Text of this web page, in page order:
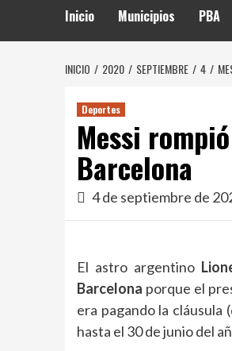
Inicio Municipios PBA
INICIO 2020 SEPTIEMBRE 4
Deportes
Messi
Barcelona
4 de septiembre de
El astro argentino
Barcelona porque el
era pagando la
hasta el 30 de junio del